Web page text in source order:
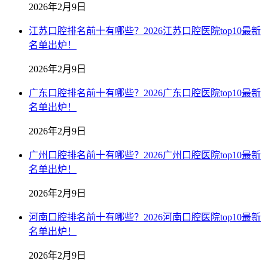
2026年2月9日
江苏口腔排名前十有哪些？2026江苏口腔医院top10最新
名单出炉！
2026年2月9日
广东口腔排名前十有哪些？2026广东口腔医院top10最新
名单出炉！
2026年2月9日
广州口腔排名前十有哪些？2026广州口腔医院top10最新
名单出炉！
2026年2月9日
河南口腔排名前十有哪些？2026河南口腔医院top10最新
名单出炉！
2026年2月9日